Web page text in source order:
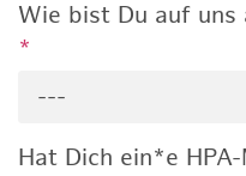
Wie bist Du auf uns
*
---
Hat Dich ein*e